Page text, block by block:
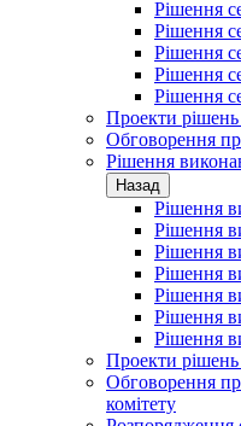
Рішення
Рішення
Рішення
Рішення
Рішення
Проекти рішень
Обговорення
Рішення
Назад
Рішення
Рішення
Рішення
Рішення
Рішення
Рішення
Рішення
Проекти рішень
Обговорення
комітету